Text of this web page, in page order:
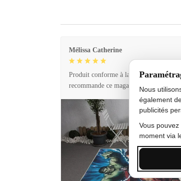
Mélissa Catherine
Produit conforme à la description et
recommande ce magasin !Nous
également
publicités
Vous
moment via